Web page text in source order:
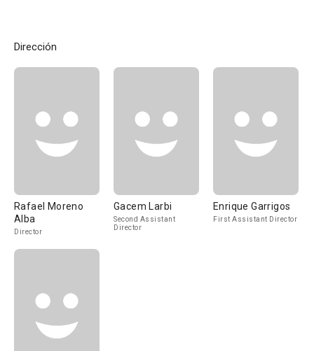
Dirección
Rafael Moreno
Alba
Director
Gacem Larbi
Second Assistant
Director
Enrique Garrigos
First Assistant Director